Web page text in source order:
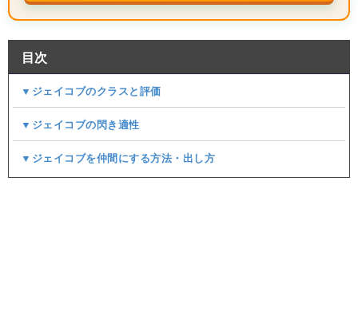
目次
▼ジェイコブのクラスと評価
▼ジェイコブの閃き適性
▼ジェイコブを仲間にする方法・出し方